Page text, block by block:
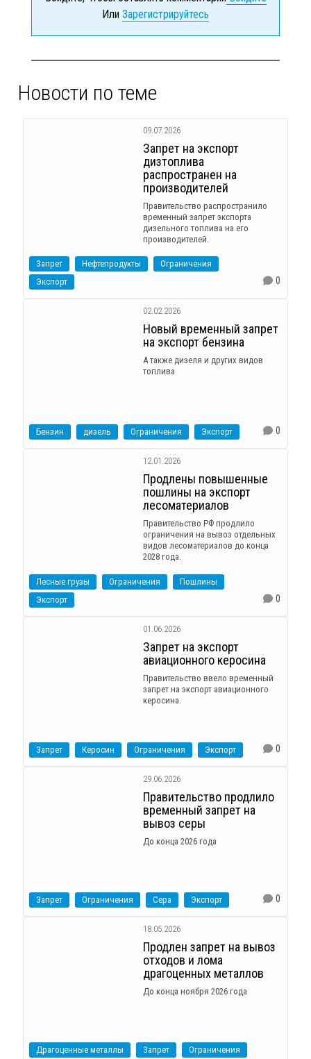
Или Зарегистрируйтесь
Новости по теме
09.07.2026
Запрет на экспорт
дизтоплива
распространен на
производителей
Правительство распространило
временный запрет экспорта
дизельного топлива на его
производителей.
Запрет Нефтепродукты
Ограничения
Экспорт
0
02.02.2026
Новый временный запрет
на экспорт бензина
А также дизеля и других видов
топлива
Бензин дизель Ограничения Экспорт 0
12.01.2026
Продлены повышенные
пошлины на экспорт
лесоматериалов
Правительство РФ продлило
ограничения на вывоз отдельных
видов лесоматериалов до конца
2028 года.
Лесные грузы Ограничения
Пошлины
Экспорт
0
01.06.2026
Запрет на экспорт
авиационного керосина
Правительство ввело временный
запрет на экспорт авиационного
керосина.
Запрет Керосин Ограничения Экспорт 0
29.06.2026
Правительство продлило
временный запрет на
вывоз серы
До конца 2026 года
Запрет Ограничения Сера Экспорт 0
18.05.2026
Продлен запрет на вывоз
отходов и лома
драгоценных металлов
До конца ноября 2026 года
Драгоценные металлы Запрет Ограничения